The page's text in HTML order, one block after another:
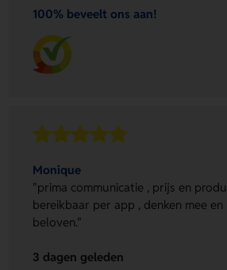
100% beveelt ons aan!
Monique
"prima communicatie , prijs en
bereikbaar per app , denken mee
beloven."
3 dagen geleden